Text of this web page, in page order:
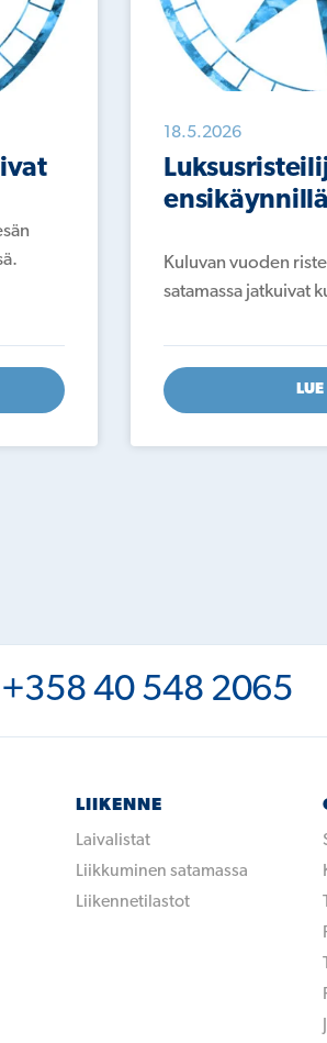
18.5.2026
Kuluvan vuoden
satamassa jatkuivat
+358 40 548 2065
LIIKENNE
Laivalistat
Liikkuminen satamassa
Liikennetilastot